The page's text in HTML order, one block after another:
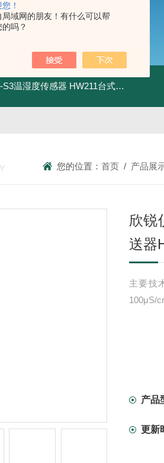
！
局域网的朋友！有什么可以帮
的吗？
S3温湿度传感器 HW211台式数显酸度计
您的位置：首页 / 产品展
欣锐
送器
主要技
100μS/
产品
更新